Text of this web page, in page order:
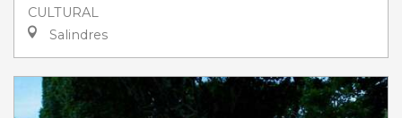
CULTURAL
Salindres